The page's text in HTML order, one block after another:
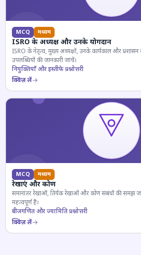
MCQ मध्यम
ISRO के अध्यक्ष और उनके योगदान
ISRO के नेतृत्व, मुख्य अध्यक्षों, उनके कार्यकाल और प्रशासन के
उपलब्धियों की जानकारी जांचें।
नियुक्तियाँ और इस्तीफे प्रश्नोत्तरी
क्विज़ लें
MCQ मध्यम
रेखाएं और कोण
समानांतर रेखाओं, तिर्यक रेखाओं और कोण संबंधों की समझ
महत्वपूर्ण हैं।
बीजगणित और ज्यामिति प्रश्नोत्तरी
क्विज़ लें